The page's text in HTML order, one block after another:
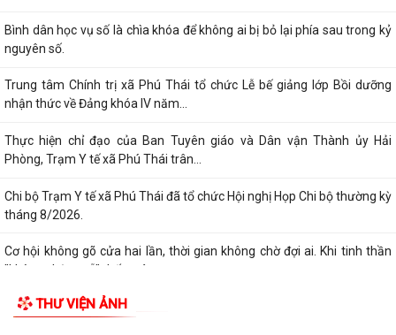
Bình dân học vụ số là chìa khóa để không ai bị bỏ lại phía sau trong kỷ
nguyên số.
Trung tâm Chính trị xã Phú Thái tổ chức Lễ bế giảng lớp Bồi dưỡng
nhận thức về Đảng khóa IV năm...
Thực hiện chỉ đạo của Ban Tuyên giáo và Dân vận Thành ủy Hải
Phòng, Trạm Y tế xã Phú Thái trân...
Chi bộ Trạm Y tế xã Phú Thái đã tổ chức Hội nghị Họp Chi bộ thường kỳ
tháng 8/2026.
Cơ hội không gõ cửa hai lần, thời gian không chờ đợi ai. Khi tinh thần
"không chậm trễ" thấm vào...
Làm thêm giờ không chỉ là tăng thu nhập mà còn phải được bảo đảm
THƯ VIỆN ẢNH